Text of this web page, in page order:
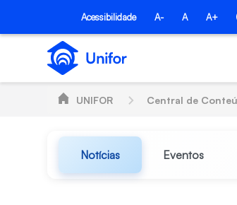
Pular para o Conteúdo principal
Acessibilidade A- A A+
UNIFOR Central de
Notícias Eventos